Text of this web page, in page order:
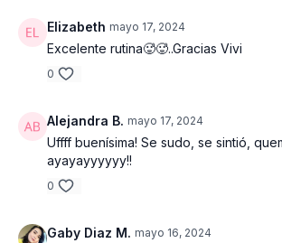
Elizabeth mayo 17, 2024
Excelente rutina🥵🥵..Gracias Vivi
0
Alejandra B. mayo 17, 2024
Uffff buenísima! Se sudo, se sintió,
ayayayyyyyy!!
0
Gaby Diaz M. mayo 16, 2024